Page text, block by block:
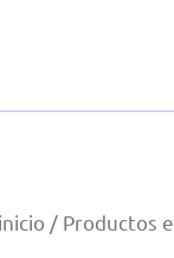
/ Productos